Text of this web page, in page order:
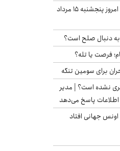
قیمت روز گوشی موبایل امروز پنجشنبه ۱۵ مرداد
به دنبال صلح است؟
فرصت یا تله؟
برای سومین تنگه
نشده است؟ | مدیر
اطلاعات پاسخ می‌دهد
جهانی افتاد